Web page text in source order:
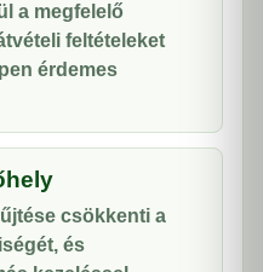
a megfelelő
feltételeket
érdemes
csökkenti a
és